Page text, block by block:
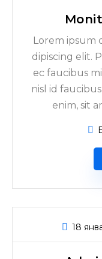
Lorem ipsum
dipiscing elit.
ec faucibus
nisl id
enim, sit
18